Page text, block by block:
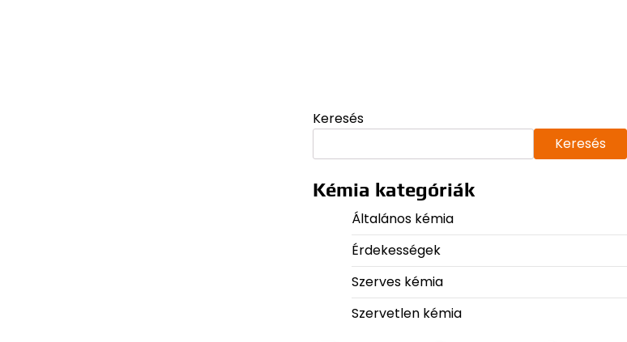
Keresés
Keresés
Kémia kategóriák
Általános kémia
Érdekességek
Szerves kémia
Szervetlen kémia